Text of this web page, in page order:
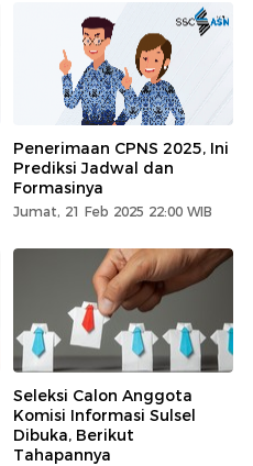
Penerimaan CPNS 2025, Ini
Prediksi Jadwal dan
Formasinya
Jumat, 21 Feb 2025 22:00 WIB
Seleksi Calon Anggota
Komisi Informasi Sulsel
Dibuka, Berikut
Tahapannya